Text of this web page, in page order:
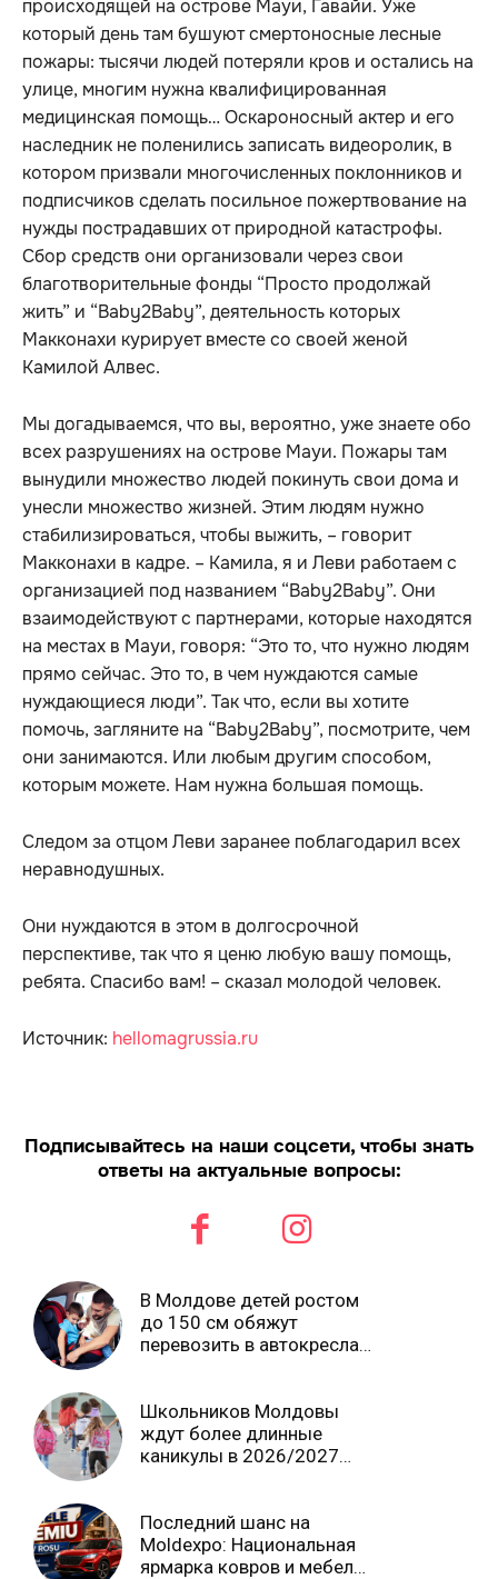
происходящей на острове Мауи, Гавайи. Уже
который день там бушуют смертоносные лесные
пожары: тысячи людей потеряли кров и остались на
улице, многим нужна квалифицированная
медицинская помощь… Оскароносный актер и его
наследник не поленились записать видеоролик, в
котором призвали многочисленных поклонников и
подписчиков сделать посильное пожертвование на
нужды пострадавших от природной катастрофы.
Сбор средств они организовали через свои
благотворительные фонды “Просто продолжай
жить” и “Baby2Baby”, деятельность которых
Макконахи курирует вместе со своей женой
Камилой Алвес.
Мы догадываемся, что вы, вероятно, уже знаете обо
всех разрушениях на острове Мауи. Пожары там
вынудили множество людей покинуть свои дома и
унесли множество жизней. Этим людям нужно
стабилизироваться, чтобы выжить, – говорит
Макконахи в кадре. – Камила, я и Леви работаем с
организацией под названием “Baby2Baby”. Они
взаимодействуют с партнерами, которые находятся
на местах в Мауи, говоря: “Это то, что нужно людям
прямо сейчас. Это то, в чем нуждаются самые
нуждающиеся люди”. Так что, если вы хотите
помочь, загляните на “Baby2Baby”, посмотрите, чем
они занимаются. Или любым другим способом,
которым можете. Нам нужна большая помощь.
Следом за отцом Леви заранее поблагодарил всех
неравнодушных.
Они нуждаются в этом в долгосрочной
перспективе, так что я ценю любую вашу помощь,
ребята. Спасибо вам! – сказал молодой человек.
Источник: hellomagrussia.ru
Подписывайтесь на наши соцсети, чтобы знать
ответы на актуальные вопросы:
В Молдове детей ростом
до 150 см обяжут
перевозить в автокреслах
Школьников Молдовы
ждут более длинные
каникулы в 2026/2027
Последний шанс на
Moldexpo: Национальная
ярмарка ковров и мебели